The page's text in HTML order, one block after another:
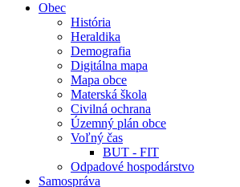
Obec
História
Heraldika
Demografia
Digitálna mapa
Mapa obce
Materská škola
Civilná ochrana
Územný plán obce
Voľný čas
BUT - FIT
Odpadové hospodárstvo
Samospráva